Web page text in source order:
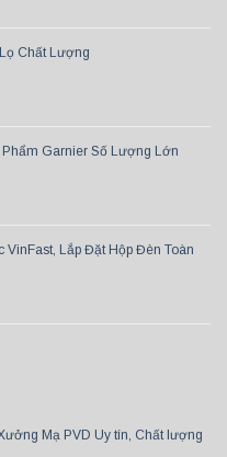
Chất Lượng
Phẩm Garnier Số Lượng Lớn
VinFast, Lắp Đặt Hộp Đèn Toàn
Mạ PVD Uy tín, Chất lượng